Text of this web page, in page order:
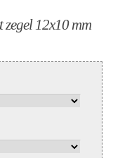
zegel 12x10 mm